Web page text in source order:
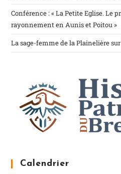
Conférence : « La Petite Eglise. Le
rayonnement en Aunis et Poitou »
La sage-femme de la Plainelière
Calendrier